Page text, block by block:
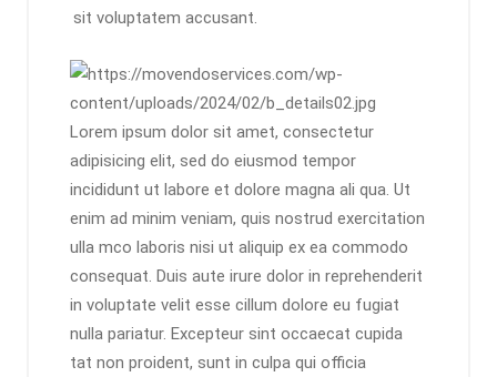
sit voluptatem accusant.
Lorem ipsum dolor sit amet, consectetur
adipisicing elit, sed do eiusmod tempor
incididunt ut labore et dolore magna ali qua. Ut
enim ad minim veniam, quis nostrud exercitation
ulla mco laboris nisi ut aliquip ex ea commodo
consequat. Duis aute irure dolor in reprehenderit
in voluptate velit esse cillum dolore eu fugiat
nulla pariatur. Excepteur sint occaecat cupida
tat non proident, sunt in culpa qui officia